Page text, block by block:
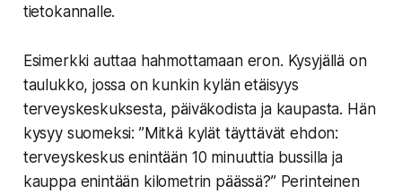
tietokannalle.
Esimerkki auttaa hahmottamaan eron. Kysyjällä on
taulukko, jossa on kunkin kylän etäisyys
terveyskeskuksesta, päiväkodista ja kaupasta. Hän
kysyy suomeksi: ”Mitkä kylät täyttävät ehdon:
terveyskeskus enintään 10 minuuttia bussilla ja
kauppa enintään kilometrin päässä?” Perinteinen